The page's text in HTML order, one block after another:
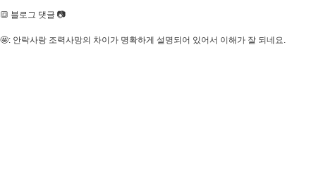
🔳 블로그 댓글 📷
🤩: 안락사랑 조력사망의 차이가 명확하게 설명되어 있어서 이해가 잘 되네요.